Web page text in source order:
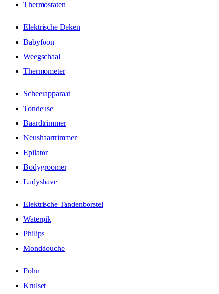
Thermostaten
Elektrische Deken
Babyfoon
Weegschaal
Thermometer
Scheerapparaat
Tondeuse
Baardtrimmer
Neushaartrimmer
Epilator
Bodygroomer
Ladyshave
Elektrische Tandenborstel
Waterpik
Philips
Monddouche
Fohn
Krulset